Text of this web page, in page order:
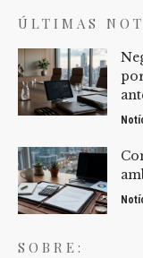
ÚLTIMAS
SOBRE: